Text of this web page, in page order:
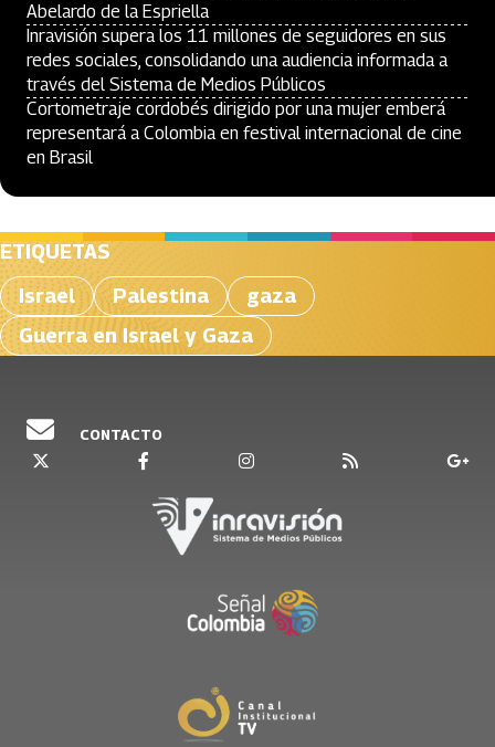
Abelardo de la Espriella
Inravisión supera los 11 millones de seguidores en sus
redes sociales, consolidando una audiencia informada a
través del Sistema de Medios Públicos
Cortometraje cordobés dirigido por una mujer emberá
representará a Colombia en festival internacional de cine
en Brasil
ETIQUETAS
Israel
Palestina
gaza
Guerra en Israel y Gaza
CONTACTO